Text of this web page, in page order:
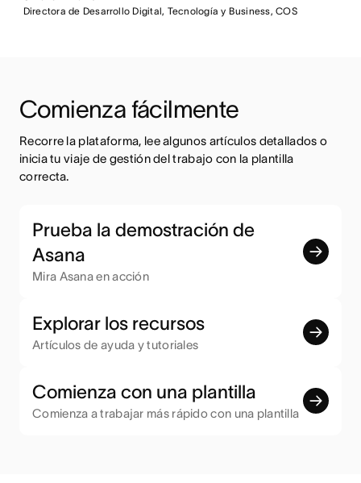
Directora de Desarrollo Digital, Tecnología y Business, COS
Comienza fácilmente
Recorre la plataforma, lee algunos artículos detallados o
inicia tu viaje de gestión del trabajo con la plantilla
correcta.
Prueba la demostración de
Asana
Mira Asana en acción
Explorar los recursos
Artículos de ayuda y tutoriales
Comienza con una plantilla
Comienza a trabajar más rápido con una plantilla